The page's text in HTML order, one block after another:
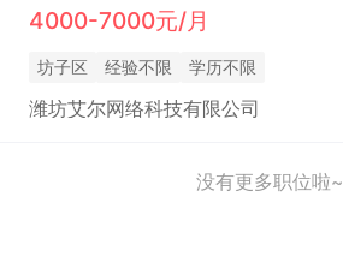
4000-7000元/月
坊子区 经验不限 学历不限
潍坊艾尔网络科技有限公司
没有更多职位啦~